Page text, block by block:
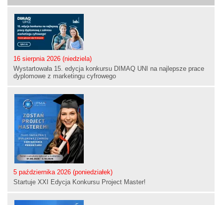
16 sierpnia 2026 (niedziela)
Wystartowała 15. edycja konkursu DIMAQ UNI na najlepsze prace
dyplomowe z marketingu cyfrowego
5 października 2026 (poniedziałek)
Startuje XXI Edycja Konkursu Project Master!